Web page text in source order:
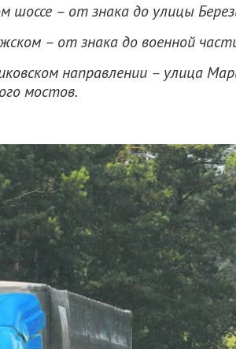
шоссе – от знака до улицы
– от знака до военной
направлении – улица
мостов.